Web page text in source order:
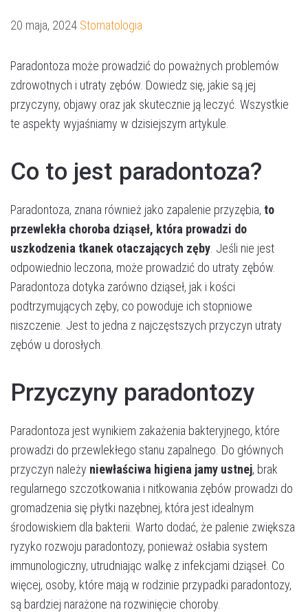
20 maja, 2024 Stomatologia
Paradontoza może prowadzić do poważnych problemów
zdrowotnych i utraty zębów. Dowiedz się, jakie są jej
przyczyny, objawy oraz jak skutecznie ją leczyć. Wszystkie
te aspekty wyjaśniamy w dzisiejszym artykule.
Co to jest paradontoza?
Paradontoza, znana również jako zapalenie przyzębia, to
przewlekła choroba dziąseł, która prowadzi do
uszkodzenia tkanek otaczających zęby . Jeśli nie jest
odpowiednio leczona, może prowadzić do utraty zębów.
Paradontoza dotyka zarówno dziąseł, jak i kości
podtrzymujących zęby, co powoduje ich stopniowe
niszczenie. Jest to jedna z najczęstszych przyczyn utraty
zębów u dorosłych.
Przyczyny paradontozy
Paradontoza jest wynikiem zakażenia bakteryjnego, które
prowadzi do przewlekłego stanu zapalnego. Do głównych
przyczyn należy niewłaściwa higiena jamy ustnej, brak
regularnego szczotkowania i nitkowania zębów prowadzi do
gromadzenia się płytki nazębnej, która jest idealnym
środowiskiem dla bakterii. Warto dodać, że palenie zwiększa
ryzyko rozwoju paradontozy, ponieważ osłabia system
immunologiczny, utrudniając walkę z infekcjami dziąseł. Co
więcej, osoby, które mają w rodzinie przypadki paradontozy,
są bardziej narażone na rozwinięcie choroby.